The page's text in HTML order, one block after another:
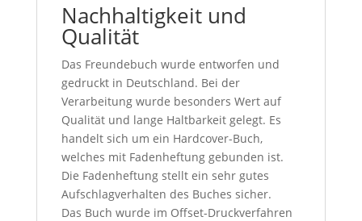
Nachhaltigkeit und
Qualität
Das Freundebuch wurde entworfen und
gedruckt in Deutschland. Bei der
Verarbeitung wurde besonders Wert auf
Qualität und lange Haltbarkeit gelegt. Es
handelt sich um ein Hardcover-Buch,
welches mit Fadenheftung gebunden ist.
Die Fadenheftung stellt ein sehr gutes
Aufschlagverhalten des Buches sicher.
Das Buch wurde im Offset-Druckverfahren